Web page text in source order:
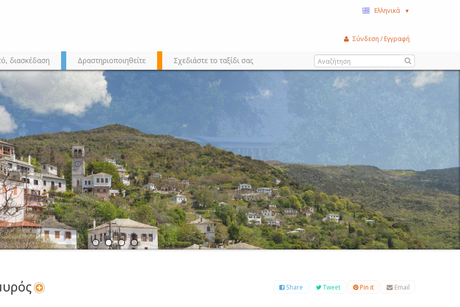
Ελληνικά ▼
διασκέδαση Δραστηριοποιηθείτε Σχεδιάστε το ταξίδι σας
Σύνδεση / Εγγραφή
Share Tweet Pin it Email